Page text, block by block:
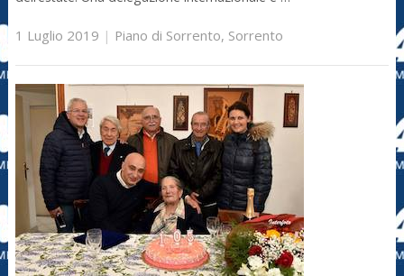
1 Luglio 2019 | Piano di Sorrento, Sorrento